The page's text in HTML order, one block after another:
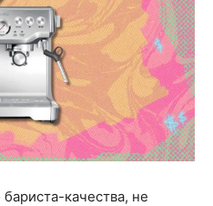
качества, не